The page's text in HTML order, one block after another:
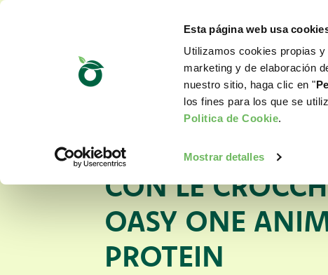
Esta página web usa
Utilizamos cookies propias
marketing y de elaboración
nuestro sitio, haga clic en "
los fines para los que se
Politica de Cookie.
Mostrar detalles
CANE
STOMACO?
CON LE
OASY ONE
PROTEIN